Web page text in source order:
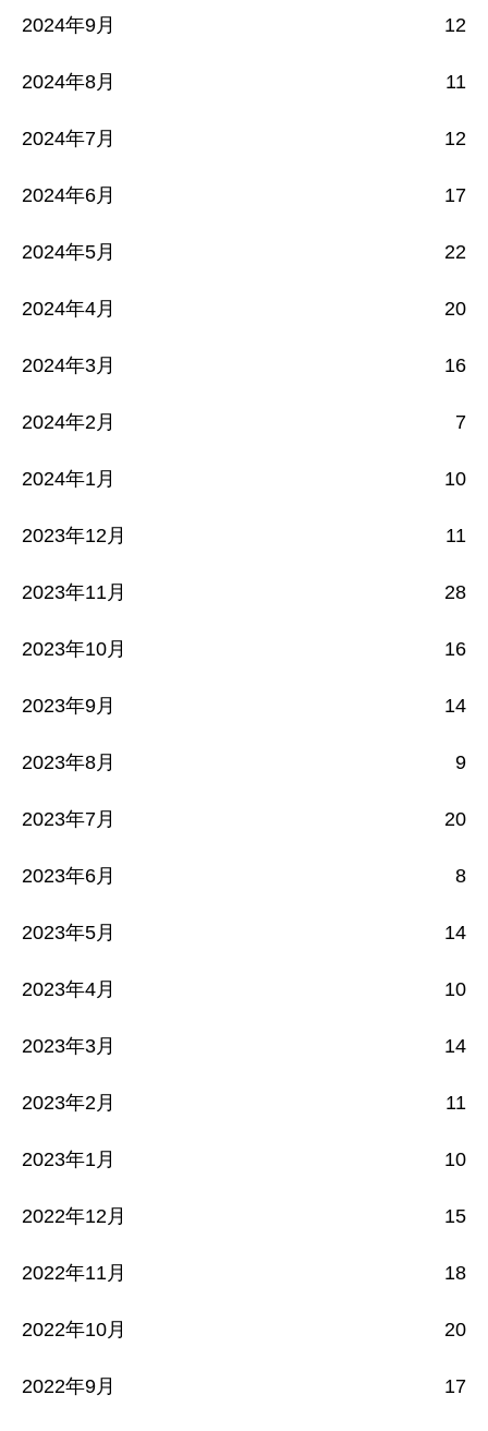
2024年9月 12
2024年8月 11
2024年7月 12
2024年6月 17
2024年5月 22
2024年4月 20
2024年3月 16
2024年2月 7
2024年1月 10
2023年12月 11
2023年11月 28
2023年10月 16
2023年9月 14
2023年8月 9
2023年7月 20
2023年6月 8
2023年5月 14
2023年4月 10
2023年3月 14
2023年2月 11
2023年1月 10
2022年12月 15
2022年11月 18
2022年10月 20
2022年9月 17